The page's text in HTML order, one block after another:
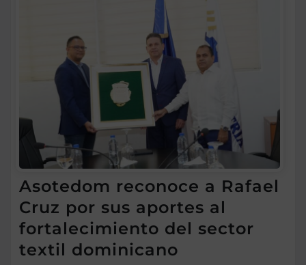
Asotedom reconoce a Rafael
Cruz por sus aportes al
fortalecimiento del sector
textil dominicano